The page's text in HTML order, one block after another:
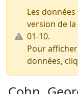
Les
version de
01-10.
Pour
données,